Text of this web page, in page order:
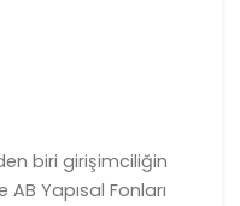
biri girişimciliğin
Yapısal Fonları